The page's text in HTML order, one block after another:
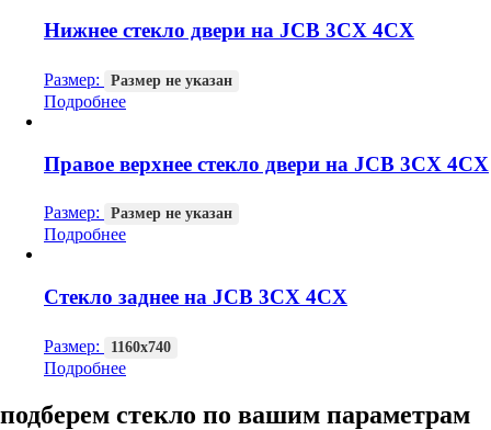
Нижнее стекло двери на JCB 3CX 4CX
Размер: Размер не указан
Подробнее
Правое верхнее стекло двери на JCB 3CX 4CX
Размер: Размер не указан
Подробнее
Стекло заднее на JCB 3CX 4CX
Размер: 1160х740
Подробнее
подберем стекло по вашим параметрам